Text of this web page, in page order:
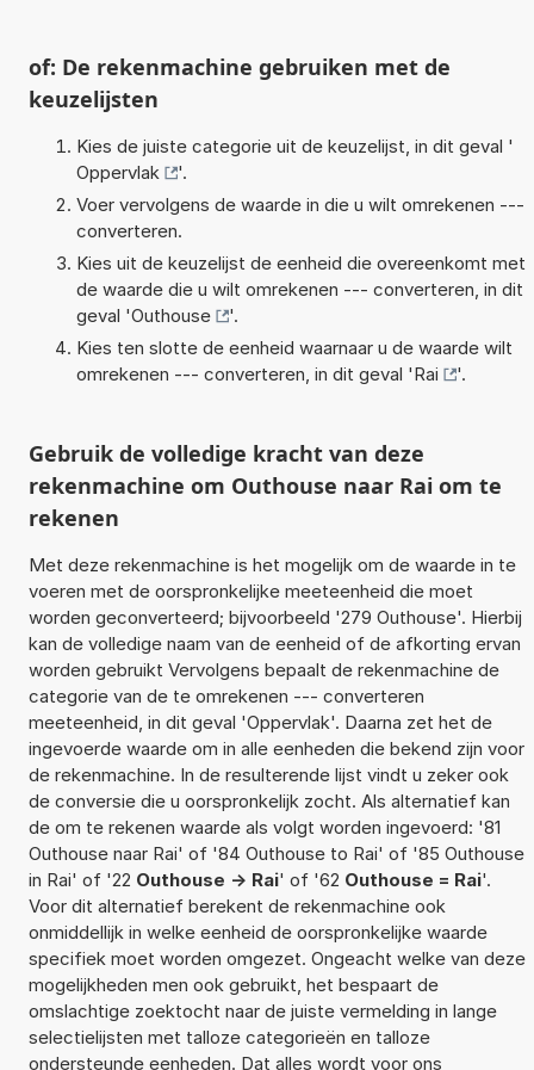
of: De rekenmachine gebruiken met de
keuzelijsten
Kies de juiste categorie uit de keuzelijst, in dit geval '
Oppervlak
'.
Voer vervolgens de waarde in die u wilt omrekenen ---
converteren.
Kies uit de keuzelijst de eenheid die overeenkomt met
de waarde die u wilt omrekenen --- converteren, in dit
geval 'Outhouse
'.
Kies ten slotte de eenheid waarnaar u de waarde wilt
omrekenen --- converteren, in dit geval 'Rai '.
Gebruik de volledige kracht van deze
rekenmachine om Outhouse naar Rai om te
rekenen
Met deze rekenmachine is het mogelijk om de waarde in te
voeren met de oorspronkelijke meeteenheid die moet
worden geconverteerd; bijvoorbeeld '279 Outhouse'. Hierbij
kan de volledige naam van de eenheid of de afkorting ervan
worden gebruikt Vervolgens bepaalt de rekenmachine de
categorie van de te omrekenen --- converteren
meeteenheid, in dit geval 'Oppervlak'. Daarna zet het de
ingevoerde waarde om in alle eenheden die bekend zijn voor
de rekenmachine. In de resulterende lijst vindt u zeker ook
de conversie die u oorspronkelijk zocht. Als alternatief kan
de om te rekenen waarde als volgt worden ingevoerd: '81
Outhouse naar Rai' of '84 Outhouse to Rai' of '85 Outhouse
in Rai' of '22 Outhouse -> Rai' of '62 Outhouse = Rai'.
Voor dit alternatief berekent de rekenmachine ook
onmiddellijk in welke eenheid de oorspronkelijke waarde
specifiek moet worden omgezet. Ongeacht welke van deze
mogelijkheden men ook gebruikt, het bespaart de
omslachtige zoektocht naar de juiste vermelding in lange
selectielijsten met talloze categorieën en talloze
ondersteunde eenheden. Dat alles wordt voor ons